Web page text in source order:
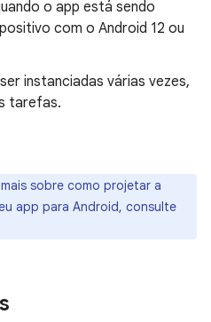
o app está sendo
com o Android 12 ou
instanciadas várias vezes,
tarefas.
sobre como projetar a
app para Android, consulte